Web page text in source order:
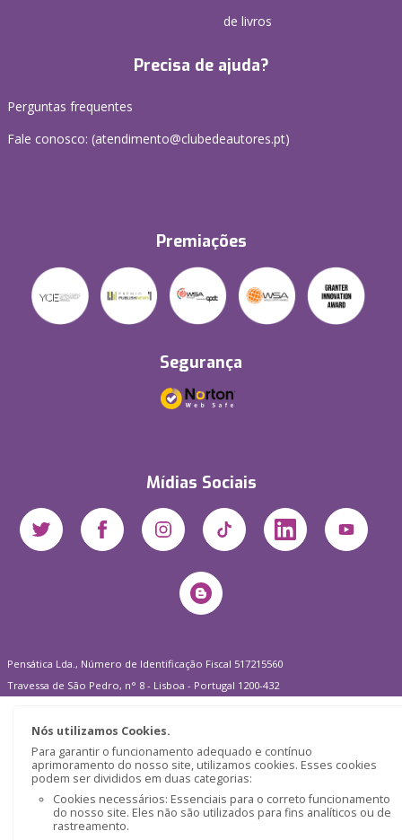
Nós utilizamos Cookies.
Para garantir o funcionamento adequado e contínuo
aprimoramento do nosso site, utilizamos cookies. Esses cookies
podem ser divididos em duas categorias:
Cookies necessários: Essenciais para o correto funcionamento
do nosso site. Eles não são utilizados para fins analíticos ou de
rastreamento.
de livros
Precisa de ajuda?
Perguntas frequentes
Fale conosco: (atendimento@clubedeautores.pt)
Premiações
Segurança
Mídias Sociais
Pensática Lda., Número de Identificação Fiscal 517215560
Travessa de São Pedro, n° 8 - Lisboa - Portugal 1200-432